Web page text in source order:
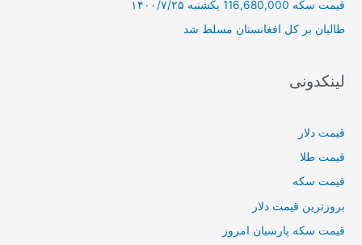
قیمت سکه 116,680,000 یکشنبه ۱۴۰۰/۷/۲۵
طالبان بر كل افغانستان مسلط شد
لینکدونی
قیمت دلار
قیمت طلا
قیمت سکه
بروزترین قیمت دلار
قیمت سکه پارسیان امروز